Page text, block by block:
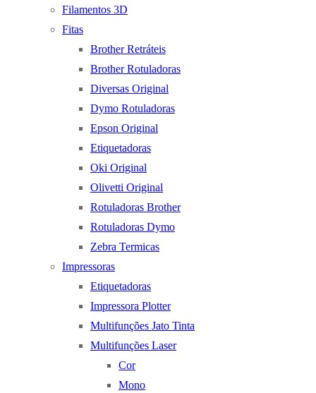
Filamentos 3D
Fitas
Brother Retráteis
Brother Rotuladoras
Diversas Original
Dymo Rotuladoras
Epson Original
Etiquetadoras
Oki Original
Olivetti Original
Rotuladoras Brother
Rotuladoras Dymo
Zebra Termicas
Impressoras
Etiquetadoras
Impressora Plotter
Multifunções Jato Tinta
Multifunções Laser
Cor
Mono